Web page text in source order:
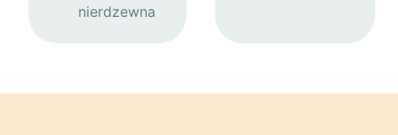
nierdzewna